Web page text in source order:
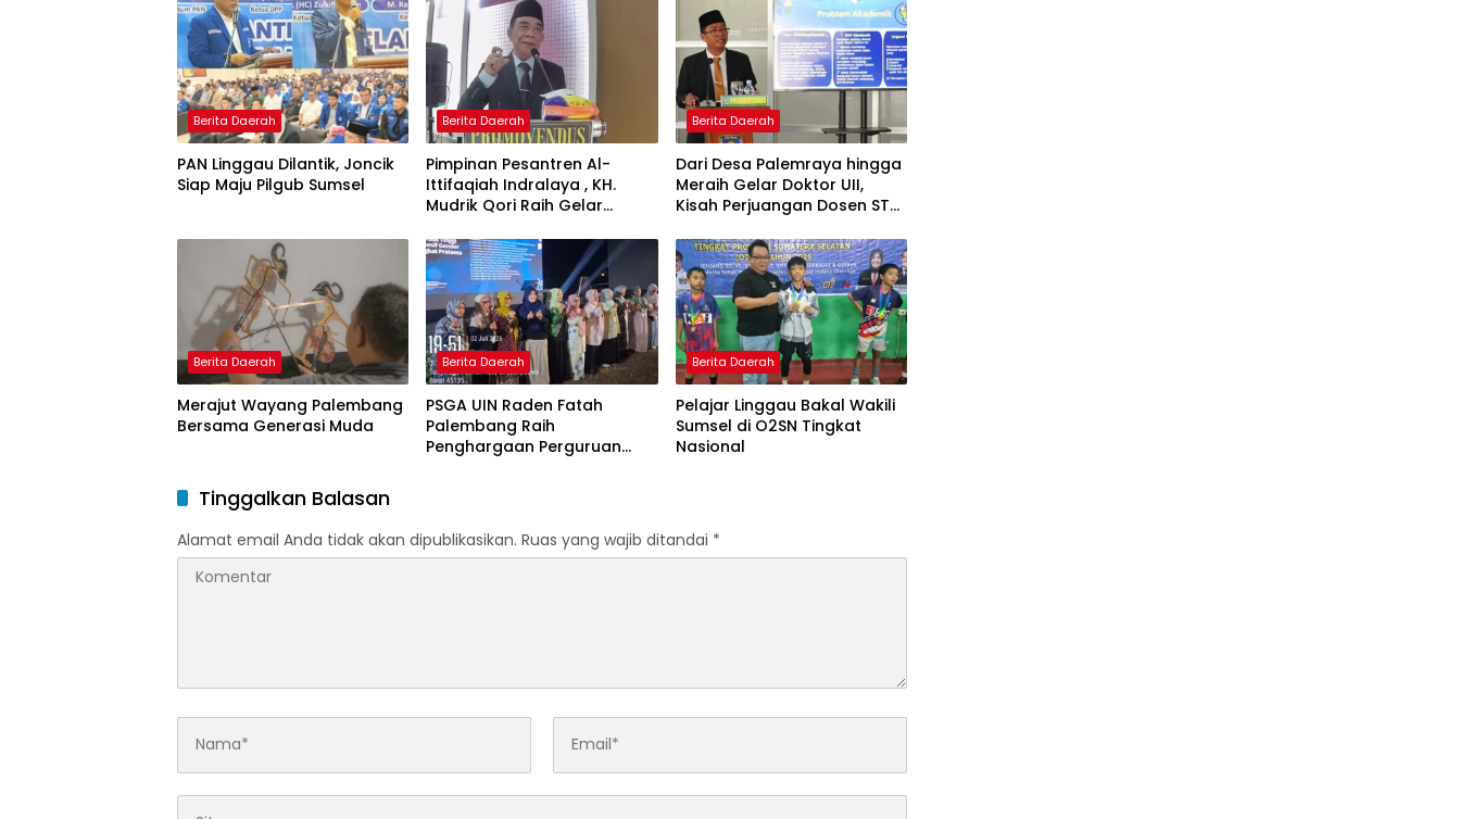
Berita Daerah
PAN Linggau Dilantik, Joncik
Siap Maju Pilgub Sumsel
Berita Daerah
Pimpinan Pesantren Al-
Ittifaqiah Indralaya , KH.
Mudrik Qori Raih Gelar
Model Pembelajaran
Nagham Al-Qur’an di UMM
Berita Daerah
Dari Desa Palemraya hingga
Meraih Gelar Doktor UII,
Kisah Perjuangan Dosen STAI
Menjadi Driver Taksi Online
Berita Daerah
Merajut Wayang Palembang
Bersama Generasi Muda
Berita Daerah
PSGA UIN Raden Fatah
Palembang Raih
Penghargaan Perguruan
Berita Daerah
Pelajar Linggau Bakal Wakili
Sumsel di O2SN Tingkat
Nasional
Tinggalkan Balasan
Alamat email Anda tidak akan dipublikasikan. Ruas yang wajib ditandai *